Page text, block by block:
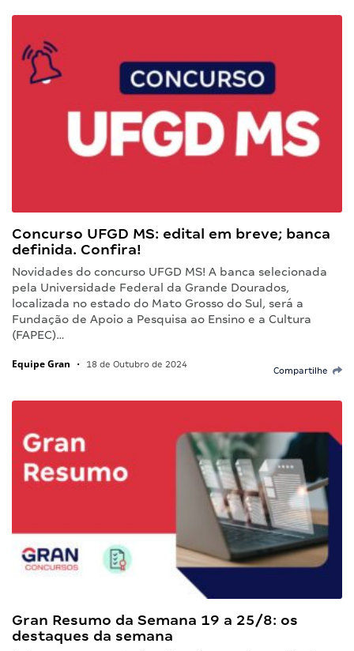
Concurso UFGD MS: edital em breve; banca
definida. Confira!
Novidades do concurso UFGD MS! A banca selecionada
pela Universidade Federal da Grande Dourados,
localizada no estado do Mato Grosso do Sul, será a
Fundação de Apoio a Pesquisa ao Ensino e a Cultura
(FAPEC)…
Equipe Gran • 18 de Outubro de 2024
Compartilhe
Gran Resumo da Semana 19 a 25/8: os
destaques da semana